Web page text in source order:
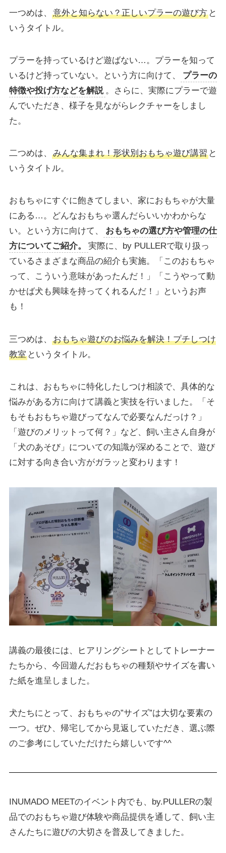
一つめは、 意外と知らない？正しいプラーの遊び方と
いうタイトル。
プラーを持っているけど遊ばない…。プラーを知って
いるけど持っていない。という方に向けて、
プラーの
特徴や投げ方などを解説 。さらに、実際にプラーで遊
んでいただき、様子を見ながらレクチャーをしまし
た。
二つめは、 みんな集まれ！形状別おもちゃ遊び講習と
いうタイトル。
おもちゃにすぐに飽きてしまい、家におもちゃが大量
にある…。どんなおもちゃ選んだらいいかわからな
い。という方に向けて、
おもちゃの選び方や管理の仕
方についてご紹介。
実際に、by PULLERで取り扱っ
ているさまざまな商品の紹介も実施。「このおもちゃ
って、こういう意味があったんだ！」「こうやって動
かせば犬も興味を持ってくれるんだ！」というお声
も！
三つめは、
おもちゃ遊びのお悩みを解決！プチしつけ
教室というタイトル。
これは、おもちゃに特化したしつけ相談で、具体的な
悩みがある方に向けて講義と実技を行いました。「そ
もそもおもちゃ遊びってなんで必要なんだっけ？」
「遊びのメリットって何？」など、飼い主さん自身が
「犬のあそび」についての知識が深めることで、遊び
に対する向き合い方がガラッと変わります！
講義の最後には、ヒアリングシートとしてトレーナー
たちから、今回遊んだおもちゃの種類やサイズを書い
た紙を進呈しました。
犬たちにとって、おもちゃの”サイズ”は大切な要素の
一つ。ぜひ、帰宅してから見返していただき、選ぶ際
のご参考にしていただけたら嬉しいです^^
INUMADO MEETのイベント内でも、by.PULLERの製
品でのおもちゃ遊び体験や商品提供を通して、飼い主
さんたちに遊びの大切さを普及してきました。